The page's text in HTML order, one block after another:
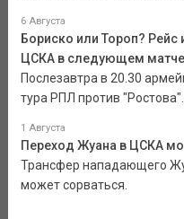
6 Августа
Бориско или Тороп? Рейс
ЦСКА в следующем матче
Послезавтра в 20.30
тура РПЛ против "Ростова".
1 Августа
Переход Жуана в ЦСКА
Трансфер нападающего
может сорваться.